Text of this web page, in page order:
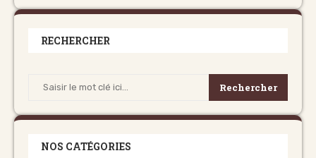
RECHERCHER
Rechercher
NOS CATÉGORIES